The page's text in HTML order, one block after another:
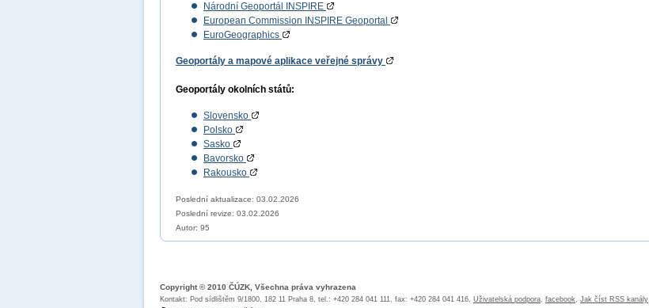
Národní Geoportál INSPIRE
European Commission INSPIRE Geoportal
EuroGeographics
Geoportály a mapové aplikace veřejné správy
Geoportály okolních států:
Slovensko
Polsko
Sasko
Bavorsko
Rakousko
Poslední aktualizace: 03.02.2026
Poslední revize: 03.02.2026
Autor: 95
Copyright © 2010 ČÚZK, Všechna práva vyhrazena
Kontakt: Pod sídlištěm 9/1800, 182 11 Praha 8, tel.: +420 284 041 111, fax: +420 284 041 416, Uživatelská podpora, facebook, Jak číst RSS kanály